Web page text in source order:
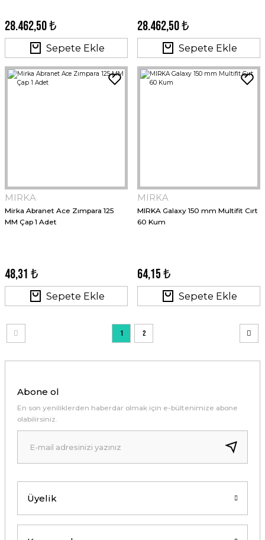
28.462,50 ₺
Sepete Ekle
28.462,50 ₺
Sepete Ekle
MIRKA
Mirka Abranet Ace Zımpara 125
MM Çap 1 Adet
48,31 ₺
Sepete Ekle
MIRKA
MIRKA Galaxy 150 mm Multifit Cırt
60 Kum
64,15 ₺
Sepete Ekle
1 2
Üyelik
Abone ol
En son yeniliklerden haberdar olmak için e-bültenimize abone
olabilirsiniz.